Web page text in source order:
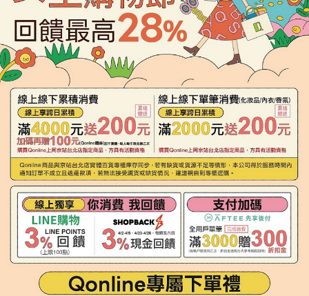
「AFTEE先享後付」，若未經同意申辦者引起之損失，本公司不負相關責
４．使用「AFTEE先享後付」時，將依據個別帳號之用戶狀況，依本公司即
時審查核予不同之上限額度；若仍有額度不足之情形，本公司將視審查結果
請求用戶進行身份認證。
５．嚴禁一人註冊多個帳號或使用他人資訊註冊。若發現惡意使用之情形，
恩沛科技股份有限公司將有權停止該用戶之使用額度並採取法律行動。